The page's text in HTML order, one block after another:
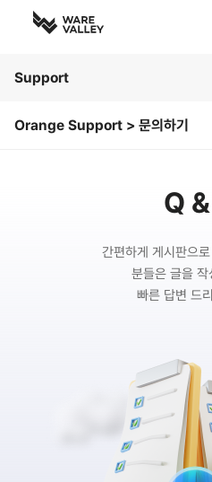
Support
Orange Support > 문의하기
Q
간편하게 게시판으
분들은 글을 작
빠른 답변 드